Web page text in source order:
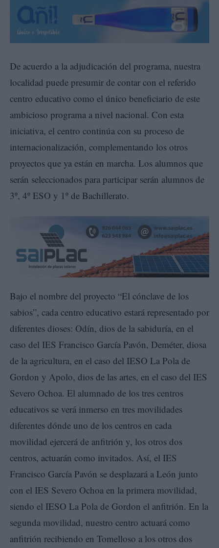
De acuerdo a la adjudicación del programa, nuestra
localidad puede presumir de contar con el referido
centro educativo como el único beneficiario de este
ambicioso programa a nivel nacional. Con esta
iniciativa, el centro continúa con su proceso de
internacionalización, complementando los otros
proyectos que ya están en marcha. Los alumnos que
serán seleccionados para participar serán alumnos de
3º, 4º ESO y 1º de Bachillerato.
Bajo el nombre del proyecto “El cónclave de los
sabios”, cada centro educativo estará representado por
diferentes dioses: Odín, dios de la sabiduría, en el
caso del IES Francisco García Pavón, Deméter, diosa
de la agricultura, en el caso del IESO La Pola de
Gordon y Apolo, dios de las artes, en el caso del IES
Severo Ochoa. El alumnado de los tres centros
educativos se verá inmerso en tres movilidades
diferentes dónde uno de los centros en cada
movilidad ejercerá de anfitrión y, los otros dos
centros, actuarán como invitados. Así, el IES
Francisco García Pavón se desplazará a León junto
con el IES Severo Ochoa en la primera movilidad,
siendo el IESO La Pola de Gordon el anfitrión. En la
segunda movilidad, nuestro centro actuará como
anfitrión recibiendo en Tomelloso a los otros dos